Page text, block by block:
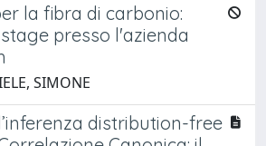
la fibra di carbonio:
presso l'azienda
SIMONE
distribution-free